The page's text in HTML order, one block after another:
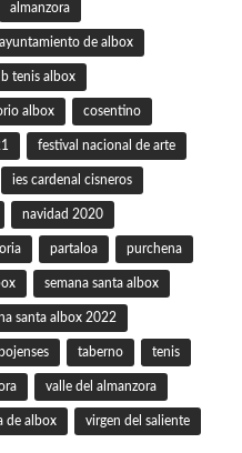
almanzora
ayuntamiento de albox
tenis albox
albox cosentino
festival nacional de arte
ies cardenal cisneros
navidad 2020
oria partaloa purchena
semana santa albox
santa albox 2022
taberno tenis
valle del almanzora
de albox virgen del saliente